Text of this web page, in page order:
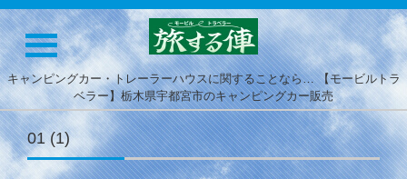
キャンピングカー・トレーラーハウスに関することなら… 【モービルトラ
ベラー】栃木県宇都宮市のキャンピングカー販売
01 (1)